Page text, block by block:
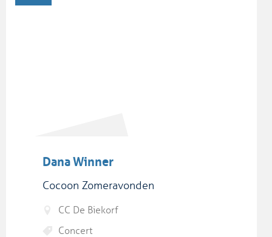
Dana Winner
Cocoon Zomeravonden
CC De Biekorf
Concert